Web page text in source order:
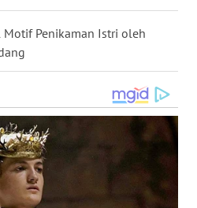
Motif Penikaman Istri oleh